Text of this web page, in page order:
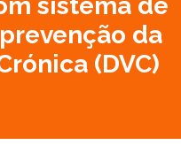
da
(DVC)